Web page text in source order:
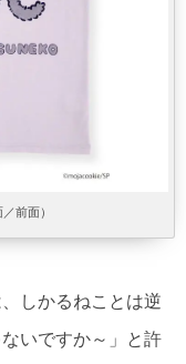
前面）
しかるねことは逆
いですか～」と許